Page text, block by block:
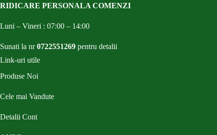
RIDICARE PERSONALA COMENZI
Luni – Vineri : 07:00 – 14:00
Sunati la nr0722551269 pentru detalii
Link-uri utile
Produse Noi
Cele mai Vandute
Detalii Cont